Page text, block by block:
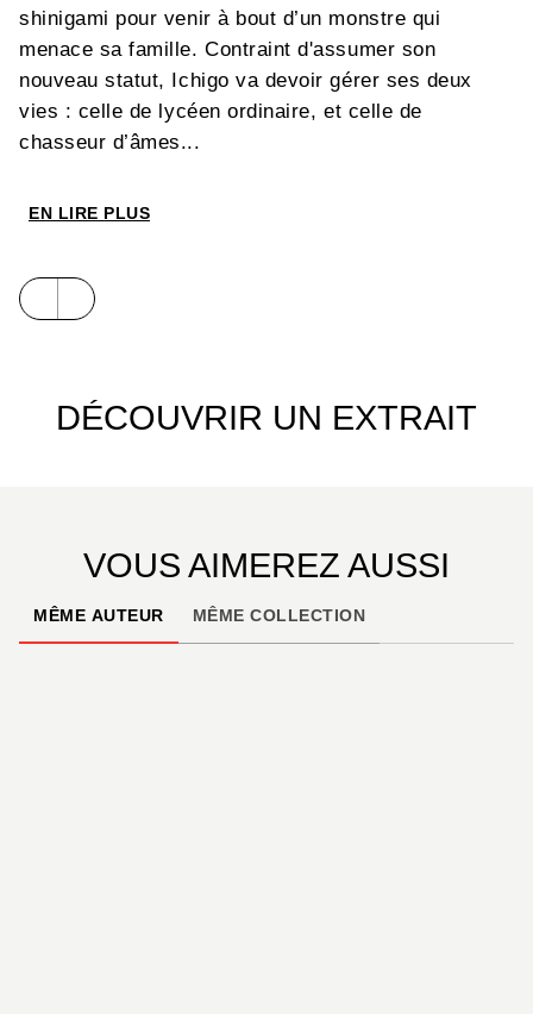
shinigami pour venir à bout d’un monstre qui
menace sa famille. Contraint d'assumer son
nouveau statut, Ichigo va devoir gérer ses deux
vies : celle de lycéen ordinaire, et celle de
chasseur d’âmes...
EN LIRE PLUS
DÉCOUVRIR UN EXTRAIT
VOUS AIMEREZ AUSSI
MÊME AUTEUR MÊME COLLECTION